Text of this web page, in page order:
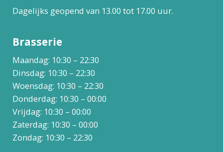
Dagelijks geopend van 13.00 tot 17.00 uur.
Brasserie
Maandag: 10:30 – 22:30
Dinsdag: 10:30 – 22:30
Woensdag: 10:30 – 22:30
Donderdag: 10:30 – 00:00
Vrijdag: 10:30 – 00:00
Zaterdag: 10:30 – 00:00
Zondag: 10:30 – 22:30